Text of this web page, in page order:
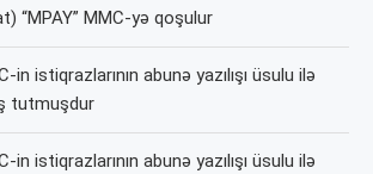
“MPAY” MMC-yə qoşulur
in istiqrazlarının abunə yazılışı üsulu ilə
tutmuşdur
in istiqrazlarının abunə yazılışı üsulu ilə